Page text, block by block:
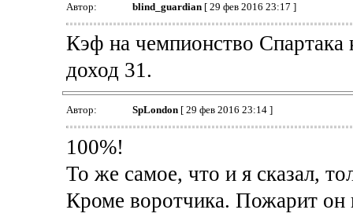
Автор: blind_guardian[ 29 фев 2016 23:17 ]
Кэф на чемпионство
доход 31.
Автор: SpLondon[ 29 фев 2016 23:14 ]
100%!
То же самое, что и я сказал,
Кроме воротчика. Пожарит он